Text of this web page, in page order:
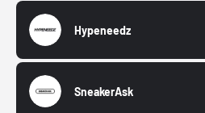
Hypeneedz
SneakerAsk